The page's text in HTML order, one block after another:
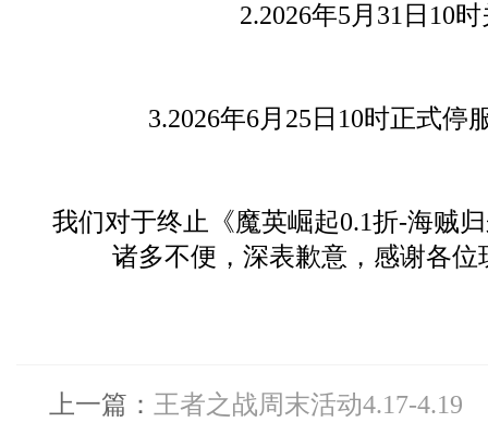
2.2026年5月31日10
3.2026年6月25日10时正式停
我们对于终止《魔英崛起0.1折-海贼
诸多不便，深表歉意，感谢各
上一篇： 王者之战周末活动4.17-4.19